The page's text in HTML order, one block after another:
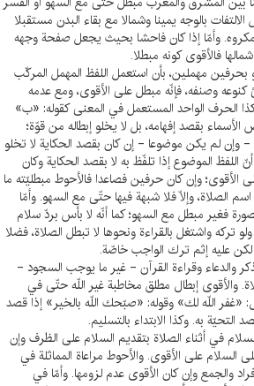
بالوجه يمينا وشمالا مع بقاء البدن مستقبلا
مكروه. وأمّا إذا كان فاحشا بحيث يجعل صفحة وجهه
فالأقوى كونه مبطلا.
بحرفين مهملين، بأن استعمل اللفظ المهمل المركّب
وصنفه، فإنّه مبطل على الأقوى، ومع عدمه
الحرف الواحد المستعمل في المعنى كقوله: «ب»
الأسماء بقصد إفهامه، بل لا يخلو إبطاله من قوّة؛
- وإن لم يكن موضوعا - إن كان بقصد الحكاية لا تخلو
اللفظ الموضوع إذا تلفّظ به لا بقصد الحكاية وكان
الأقوى؛ وإن كان حرفين فصاعدا فالأحوط مبطليّته ما
الصلاة، وإلّا فلا شبهة فيها حتّى مع السهو. وأمّا
فغير مبطل مع السهو؛ كما أنّه لا بأس بردّ سلام
تركه واشتغل بالقراءة ونحوها لا تبطل الصلاة، فضلا
عليه إثم ترك الواجب خاصّة.
والدعاء وقراءة القرآن - غير ما يوجب السجود -
والأقوى إبطال مطلق مخاطبة غير اللّه حتّى في
«غفر اللّه لك» وقوله: «صبّحك اللّه بالخير» إذا قصد
التحيّة به. وكذا الابتداء بالتسليم.
في أثناء الصلاة بتقديم السلام على الظرف وإن
السلام على الأقوى. والأحوط مراعاة المماثلة في
والجمع وإن كان الأقوى عدم لزومها. وأمّا في